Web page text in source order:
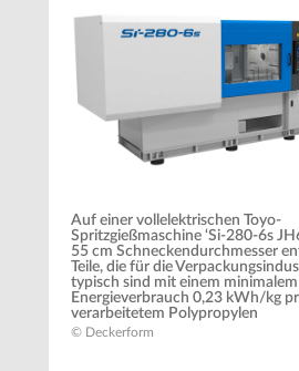
Auf einer vollelektrischen Toyo-
Spritzgießmaschine ‘Si-280-6s
55 cm Schneckendurchmesser
Teile, die für die
typisch sind mit einem minimalem
Energieverbrauch 0,23 kWh/kg
verarbeitetem Polypropylen
© Deckerform